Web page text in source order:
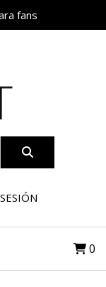
fans
0